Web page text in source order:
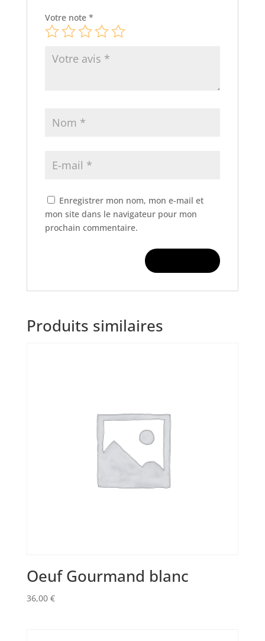
Votre note *
Enregistrer mon nom, mon e-mail et
mon site dans le navigateur pour mon
prochain commentaire.
Produits similaires
Oeuf Gourmand blanc
36,00 €